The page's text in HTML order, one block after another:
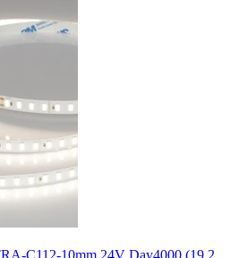
C112-10mm 24V Day4000 (19.2